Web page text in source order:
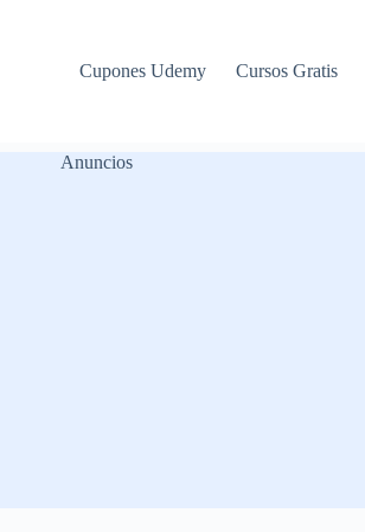
Cupones Udemy Cursos Gratis
Anuncios